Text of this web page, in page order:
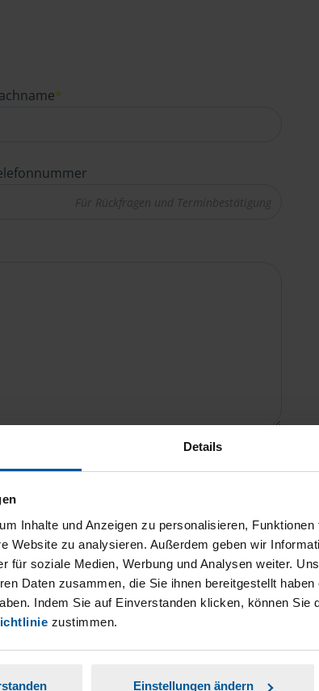
Details
Inhalte und Anzeigen zu personalisieren,
Website zu analysieren. Außerdem geben wir
für soziale Medien, Werbung und Analysen weiter.
Daten zusammen, die Sie ihnen bereitgestellt
Indem Sie auf Einverstanden klicken, können Sie
zustimmen.
Einstellungen ändern
*
damit einverstanden, dass meine
Analyse der Zugriffsquelle
genommen.*